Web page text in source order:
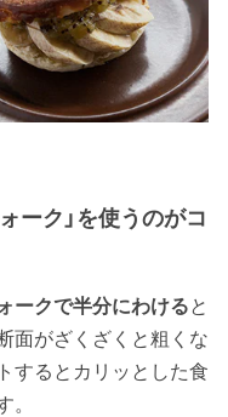
ーク」を使うのがコ
ークで半分にわけると
面がざくざくと粗くな
するとカリッとした食